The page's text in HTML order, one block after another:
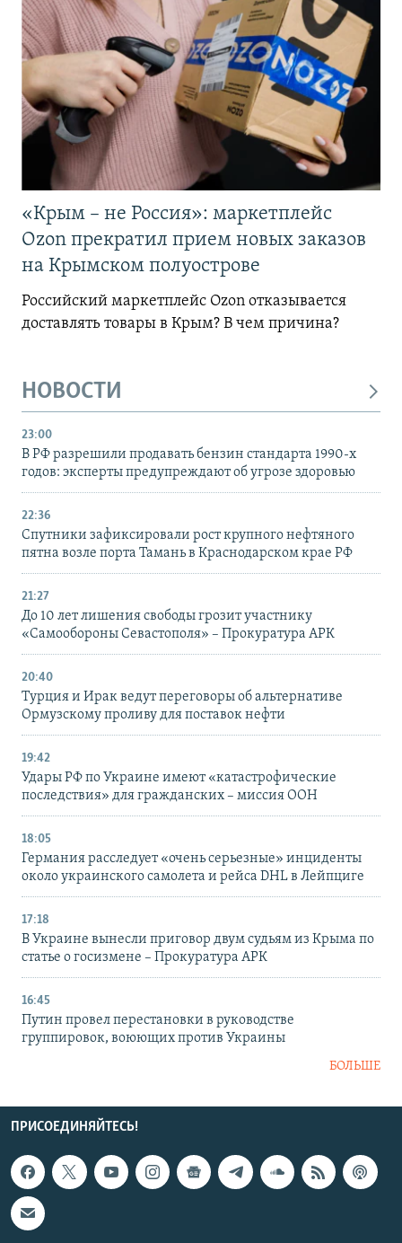
«Крым – не Россия»: маркетплейс
Ozon прекратил прием новых заказов
на Крымском полуострове
Российский маркетплейс Ozon отказывается
доставлять товары в Крым? В чем причина?
НОВОСТИ
23:00
В РФ разрешили продавать бензин стандарта 1990-х
годов: эксперты предупреждают об угрозе здоровью
22:36
Спутники зафиксировали рост крупного нефтяного
пятна возле порта Тамань в Краснодарском крае РФ
21:27
До 10 лет лишения свободы грозит участнику
«Самообороны Севастополя» – Прокуратура АРК
20:40
Турция и Ирак ведут переговоры об альтернативе
Ормузскому проливу для поставок нефти
19:42
Удары РФ по Украине имеют «катастрофические
последствия» для гражданских – миссия ООН
18:05
Германия расследует «очень серьезные» инциденты
около украинского самолета и рейса DHL в Лейпциге
17:18
В Украине вынесли приговор двум судьям из Крыма по
статье о госизмене – Прокуратура АРК
16:45
Путин провел перестановки в руководстве
группировок, воюющих против Украины
БОЛЬШЕ
ПРИСОЕДИНЯЙТЕСЬ!